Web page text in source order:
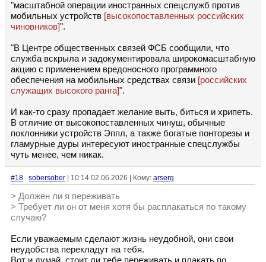
"масштабной операции иностранных спецслужб против
мобильных устройств [высокопоставленных российских
чиновников]".
"В Центре общественных связей ФСБ сообщили, что
служба вскрыла и задокументировала широкомасштабную
акцию с применением вредоносного программного
обеспечения на мобильных средствах связи [российских
служащих высокого ранга]".
И как-то сразу пропадает желание выть, биться и хрипеть.
В отличие от высокопоставленных чинуш, обычные
поклонники устройств Эппл, а также богатые понторезы и
гламурные дуры интересуют иностранные спецслужбы
чуть менее, чем никак.
#18 sobersober | 10:14 02.06.2026 | Кому: arserg
> Должен ли я переживать
> Требует ли он от меня хотя бы расплакаться по такому
случаю?
Если уважаемым сделают жизнь неудобной, они свои
неудобства перекладут на тебя.